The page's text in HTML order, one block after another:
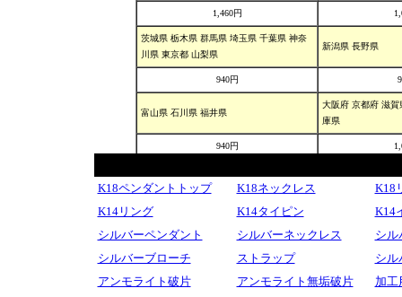
K18ペンダントトップ K18ネックレス
K18
K14リング
K14タイピン
K14
シルバーペンダント
シルバーネックレス
シル
シルバーブローチ
ストラップ
シル
アンモライト破片
アンモライト無垢破片
加工